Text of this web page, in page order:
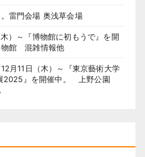
雷門会場 奥浅草会場
）～『博物館に初もうで』を開
館 混雑情報他
月11日（木）～『東京藝術大学
2025』を開催中。 上野公園